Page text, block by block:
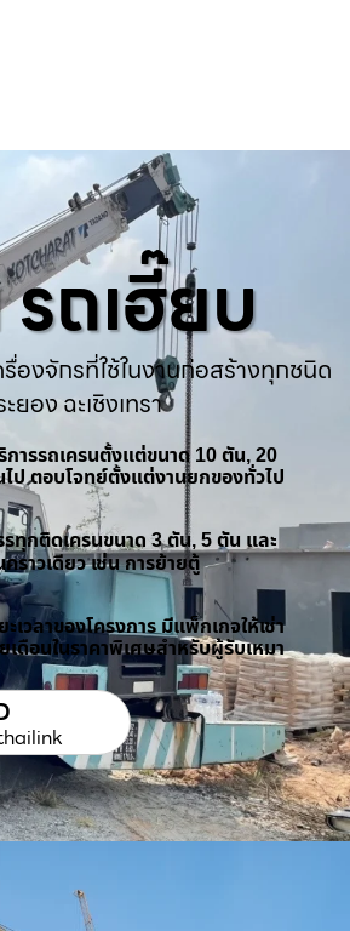
รถเฮี๊ยบ
รื่องจักรที่ใช้ในงานก่อสร้างทุกชนิด
อง ฉะเชิงเทรา
การรถเครนตั้งแต่ขนาด 10 ตัน, 20
ป ตอบโจทย์ตั้งแต่งานยกของทั่วไป
ทุกติดเครนขนาด 3 ตัน, 5 ตัน และ
ราวเดียว เช่น การย้ายตู้
เวลาของโครงการ มีแพ็กเกจให้เช่า
เดือนในราคาพิเศษสำหรับผู้รับเหมา